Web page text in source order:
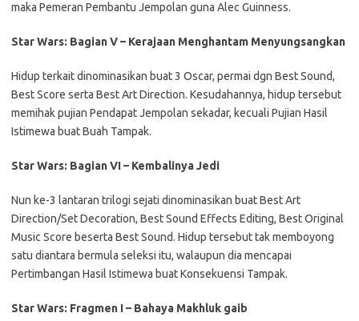
maka Pemeran Pembantu Jempolan guna Alec Guinness.
Star Wars: Bagian V – Kerajaan Menghantam Menyungsangkan
Hidup terkait dinominasikan buat 3 Oscar, permai dgn Best Sound,
Best Score serta Best Art Direction. Kesudahannya, hidup tersebut
memihak pujian Pendapat Jempolan sekadar, kecuali Pujian Hasil
Istimewa buat Buah Tampak.
Star Wars: Bagian VI – Kembalinya Jedi
Nun ke-3 lantaran trilogi sejati dinominasikan buat Best Art
Direction/Set Decoration, Best Sound Effects Editing, Best Original
Music Score beserta Best Sound. Hidup tersebut tak memboyong
satu diantara bermula seleksi itu, walaupun dia mencapai
Pertimbangan Hasil Istimewa buat Konsekuensi Tampak.
Star Wars: Fragmen I – Bahaya Makhluk gaib